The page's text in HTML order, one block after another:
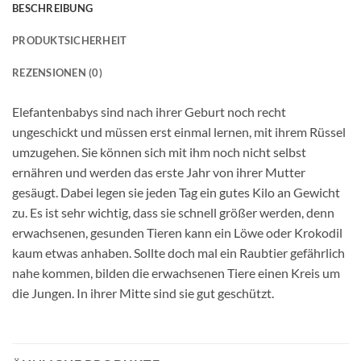
BESCHREIBUNG
PRODUKTSICHERHEIT
REZENSIONEN (0)
Elefantenbabys sind nach ihrer Geburt noch recht
ungeschickt und müssen erst einmal lernen, mit ihrem Rüssel
umzugehen. Sie können sich mit ihm noch nicht selbst
ernähren und werden das erste Jahr von ihrer Mutter
gesäugt. Dabei legen sie jeden Tag ein gutes Kilo an Gewicht
zu. Es ist sehr wichtig, dass sie schnell größer werden, denn
erwachsenen, gesunden Tieren kann ein Löwe oder Krokodil
kaum etwas anhaben. Sollte doch mal ein Raubtier gefährlich
nahe kommen, bilden die erwachsenen Tiere einen Kreis um
die Jungen. In ihrer Mitte sind sie gut geschützt.